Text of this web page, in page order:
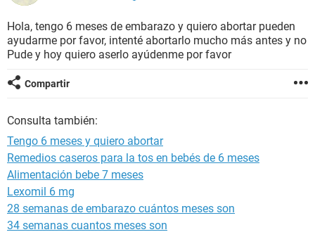
BIENESTAR
Hola, tengo 6 meses de embarazo y quiero abortar pueden
ayudarme por favor, intenté abortarlo mucho más antes y no
Pude y hoy quiero aserlo ayúdenme por favor
Compartir
Consulta también:
Tengo 6 meses y quiero abortar
Remedios caseros para la tos en bebés de 6 meses
Alimentación bebe 7 meses
Lexomil 6 mg
28 semanas de embarazo cuántos meses son
34 semanas cuantos meses son